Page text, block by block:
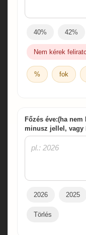
40% 42%
Nem kérek
% fok
Főzés éve:(ha
minusz jellel, vagy
2026 2025
Törlés